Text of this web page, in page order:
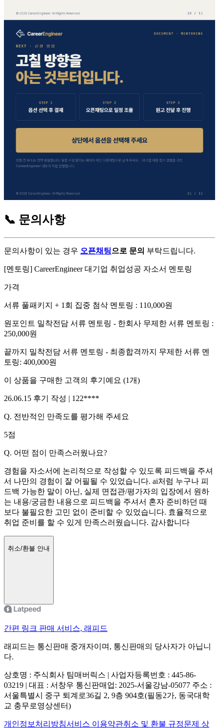
📞 문의사항
문의사항이 있는 경우 오픈채팅으로 문의 부탁드립니다.
[멘토링] CareerEngineer 대기업 취업성공 자소서 멘토링
가격
서류 풀패키지 + 1회 집중 첨삭 멘토링 : 110,000원
원포인트 밀착전담 서류 멘토링 - 한회사 무제한 서류 멘토링 :
250,000원
끝까지 밀착전담 서류 멘토링 - 최종합격까지 무제한 서류 멘
토링: 400,000원
이 상품을 구매한 고객의 후기예요 (1개)
26.06.15 후기 작성 | 122****
Q. 전반적인 만족도를 평가해 주세요
5점
Q. 어떤 점이 만족스러웠나요?
경험을 자소서에 논리적으로 작성할 수 있도록 피드백을 주셔
서 나만의 경험이 잘 어필될 수 있었습니다. ai처럼 누구나 피
드백 가능한 말이 아닌, 실제 면접관/평가자의 입장에서 원하
는 내용/궁금한 내용으로 피드백을 주셔서 혼자 준비하던 때
보다 불필요한 고민 없이 준비할 수 있었습니다. 효율적으로
취업 준비를 할 수 있게 만족스러웠습니다. 감사합니다
취소/환불 안내
간편 링크 판매 서비스, 래피드
래피드는 통신판매 중개자이며, 통신판매의 당사자가 아닙니
다.
상호명 : 주식회사 팀매버릭스 | 사업자등록번호 : 445-86-
03219 | 대표 : 서창우 통신판매업: 2025-서울강남-05077 주소 :
서울특별시 중구 퇴계로36길 2, 9층 904호(필동2가, 동국대학
교 충무로영상센터)
개인정보처리방침서비스 이용약관취소 및 환불 규정문제 상